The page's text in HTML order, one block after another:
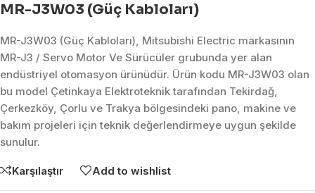
MR-J3W03 (Güç Kabloları)
MR-J3W03 (Güç Kabloları), Mitsubishi Electric markasının
MR-J3 / Servo Motor Ve Sürücüler grubunda yer alan
endüstriyel otomasyon ürünüdür. Ürün kodu MR-J3W03 olan
bu model Çetinkaya Elektroteknik tarafından Tekirdağ,
Çerkezköy, Çorlu ve Trakya bölgesindeki pano, makine ve
bakım projeleri için teknik değerlendirmeye uygun şekilde
sunulur.
Karşılaştır Add to wishlist